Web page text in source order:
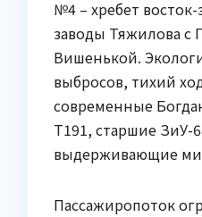
№4 – хребет
заводы Тяжилова с
Вишенькой.
выбросов, тихий
современные
Т191, старшие ЗиУ-
выдерживающие
Пассажиропоток